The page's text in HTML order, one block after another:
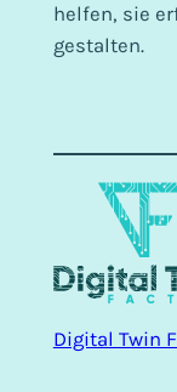
helfen, sie
gestalten.
Digital Twin